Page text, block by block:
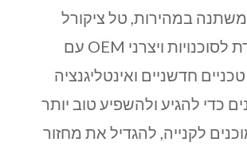
במהירות, טל ציקורל
מאפשרת לסוכנויות ויצרני OEM עם
חדשניים ואינטליגנציה
כדי להגיע ולהשפיע טוב יותר
לקנייה, להגדיל את מחזור